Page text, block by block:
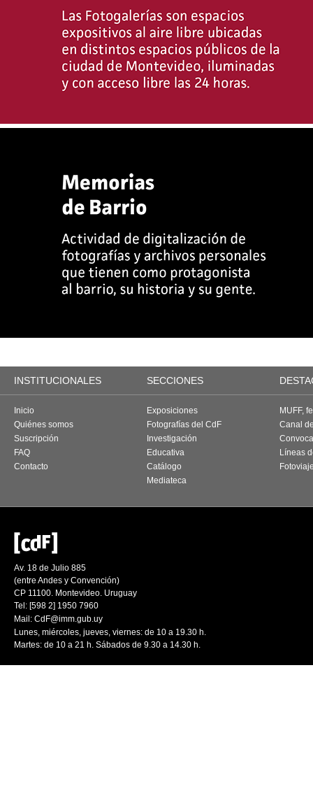
INSTITUCIONALES SECCIONES
Inicio
Quiénes somos
Suscripción
FAQ
Contacto
Exposiciones
Fotografías del CdF
Investigación
Educativa
Catálogo
Mediateca
MUFF,
Canal
Líneas
Av. 18 de Julio 885
(entre Andes y Convención)
CP 11100. Montevideo. Uruguay
Tel: [598 2] 1950 7960
Mail: CdF@imm.gub.uy
Lunes, miércoles, jueves, viernes: de 10 a 19.30 h.
Martes: de 10 a 21 h. Sábados de 9.30 a 14.30 h.